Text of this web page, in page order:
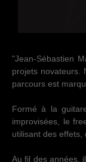
"Jean-Sébastien
projets novateurs.
parcours est
Formé à la
improvisées, le
utilisant des effets,
Au fil des années,